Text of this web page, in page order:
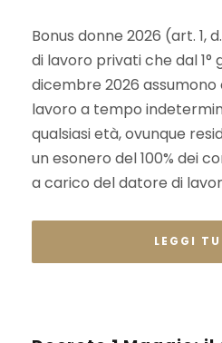
Bonus donne 2026 (art. 1,
di lavoro privati che dal 1°
dicembre 2026
lavoro a tempo
qualsiasi età, ovunque
un esonero del 100% dei
a carico del datore di
LEGGI